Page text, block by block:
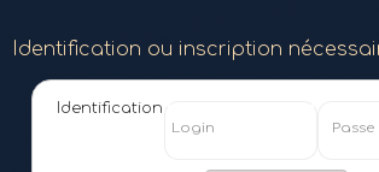
Identification ou inscription
Identification
Login Passe